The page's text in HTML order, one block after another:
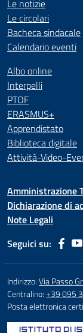
Le notizie
Le circolari
Bacheca sindacale
Calendario eventi
Albo online
Interpelli
PTOF
ERASMUS+
Apprendistato
Biblioteca digitale
Attività-Video-
Amministrazione
Dichiarazione di
Note Legali
Seguici su:
Indirizzo:Via Passo
Centralino:+39 095
Posta elettronica